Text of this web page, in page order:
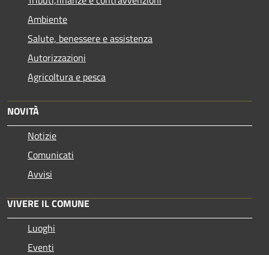
Ambiente
Salute, benessere e assistenza
Autorizzazioni
Agricoltura e pesca
NOVITÀ
Notizie
Comunicati
Avvisi
VIVERE IL COMUNE
Luoghi
Eventi